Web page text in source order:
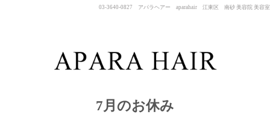
03-3640-0827 アパラヘアー aparahair 江東区 南砂 美容院 美容室
7月のお休み